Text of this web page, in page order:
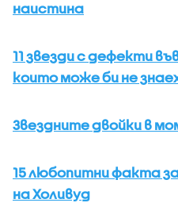
наистина
11 звезди с дефекти
които може би не
Звездните двойки в
15 любопитни факта
на Холивуд